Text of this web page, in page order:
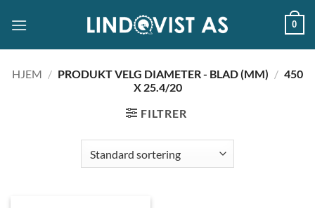
0
HJEM / PRODUKT VELG DIAMETER - BLAD (MM) / 450
X 25.4/20
FILTRER